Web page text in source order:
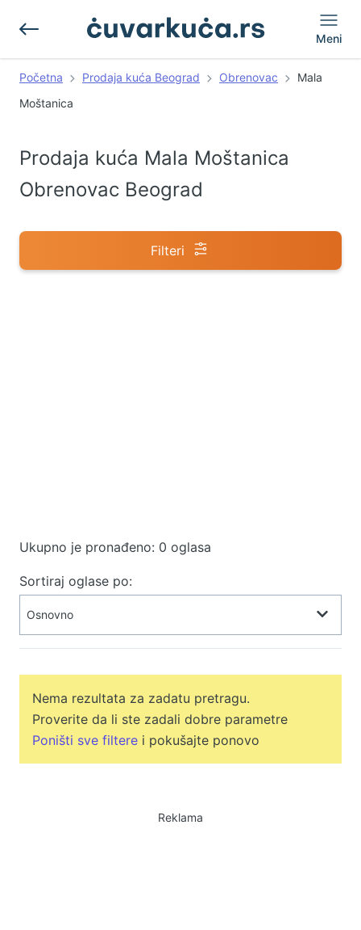
Meni
Početna Prodaja kuća Beograd Obrenovac
Mala
Moštanica
Prodaja kuća Mala Moštanica
Obrenovac Beograd
Filteri
Ukupno je pronađeno: 0 oglasa
Sortiraj oglase po:
Nema rezultata za zadatu pretragu.
Proverite da li ste zadali dobre parametre
Poništi sve filtere i pokušajte ponovo
Reklama